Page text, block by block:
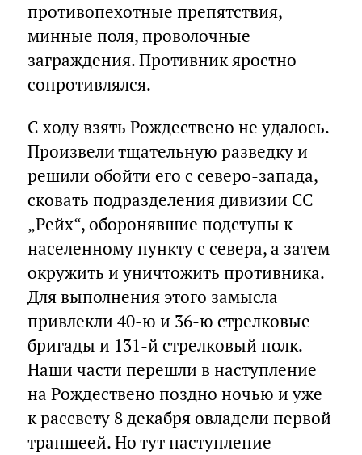
противопехотные препятствия,
минные поля, проволочные
заграждения. Противник яростно
сопротивлялся.
С ходу взять Рождествено не удалось.
Произвели тщательную разведку и
решили обойти его с северо-запада,
сковать подразделения дивизии СС
„Рейх“, оборонявшие подступы к
населенному пункту с севера, а затем
окружить и уничтожить противника.
Для выполнения этого замысла
привлекли 40-ю и 36-ю стрелковые
бригады и 131-й стрелковый полк.
Наши части перешли в наступление
на Рождествено поздно ночью и уже
к рассвету 8 декабря овладели первой
траншеей. Но тут наступление